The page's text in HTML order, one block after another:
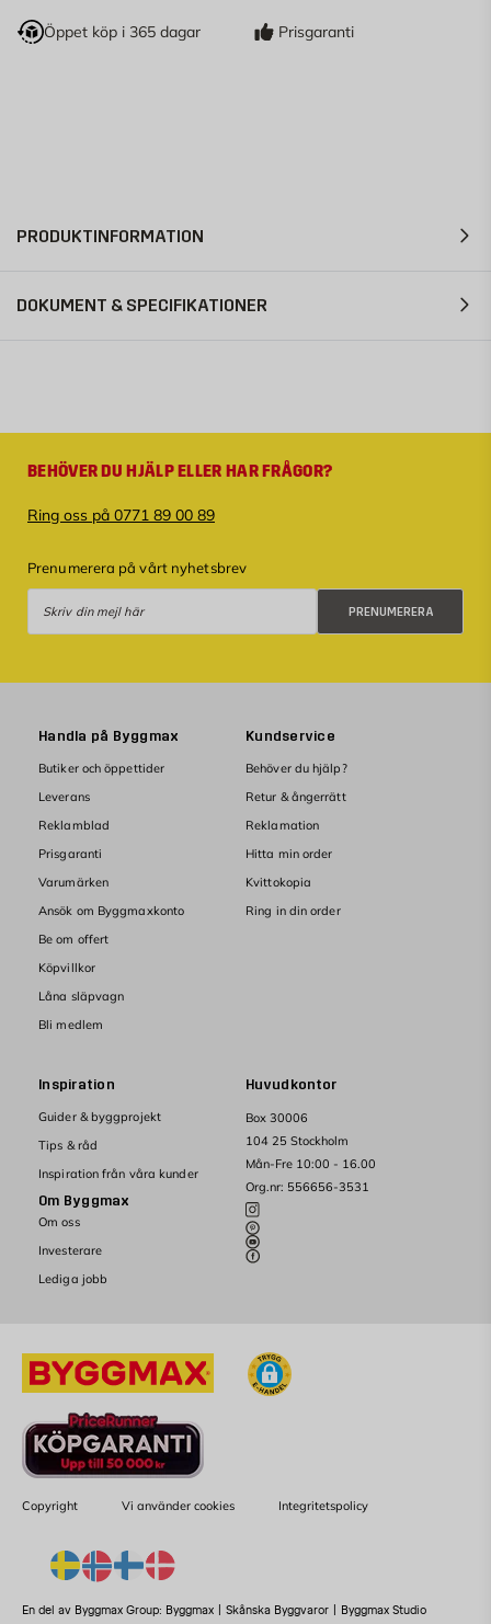
Öppet köp i 365 dagar Prisgaranti
PRODUKTINFORMATION
DOKUMENT & SPECIFIKATIONER
BEHÖVER DU HJÄLP ELLER HAR FRÅGOR?
Ring oss på 0771 89 00 89
Prenumerera på vårt nyhetsbrev
PRENUMERERA
Huvudkontor
Box 30006
104 25 Stockholm
Mån-Fre 10:00 - 16.00
Org.nr: 556656-3531
Handla på Byggmax
Butiker och öppettider
Leverans
Reklamblad
Prisgaranti
Varumärken
Ansök om Byggmaxkonto
Be om offert
Köpvillkor
Låna släpvagn
Bli medlem
Kundservice
Behöver du hjälp?
Retur & ångerrätt
Reklamation
Hitta min order
Kvittokopia
Ring in din order
Inspiration
Guider & byggprojekt
Tips & råd
Inspiration från våra kunder
Om Byggmax
Om oss
Investerare
Lediga jobb
Copyright Vi använder cookies Integritetspolicy
En del av Byggmax Group: Byggmax Skånska Byggvaror Byggmax Studio